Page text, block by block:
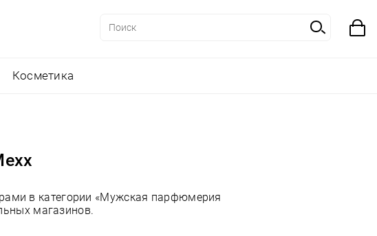
Косметика
в категории «Мужская парфюмерия
магазинов.